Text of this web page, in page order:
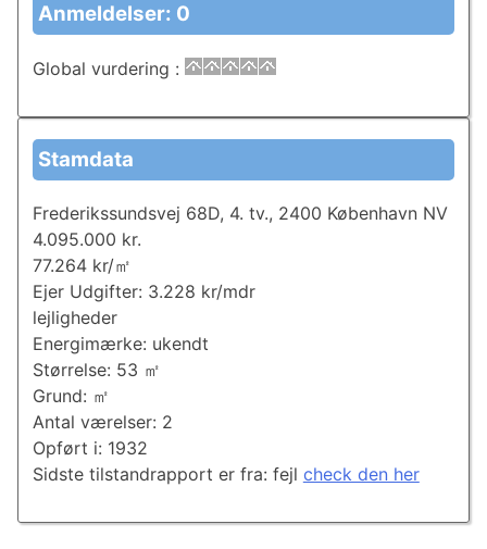
Anmeldelser: 0
Global vurdering :
Stamdata
Frederikssundsvej 68D, 4. tv., 2400 København NV
4.095.000 kr.
77.264 kr/㎡
Ejer Udgifter: 3.228 kr/mdr
lejligheder
Energimærke: ukendt
Størrelse: 53 ㎡
Grund: ㎡
Antal værelser: 2
Opført i: 1932
Sidste tilstandrapport er fra: fejl check den her